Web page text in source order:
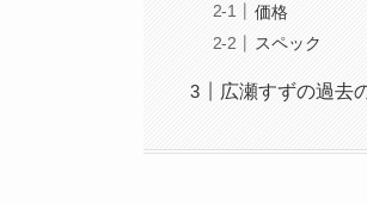
価格
スペック
広瀬すずの過去